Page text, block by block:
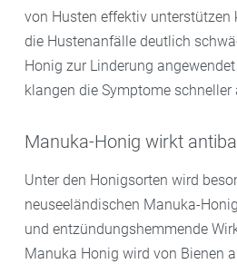
von Husten effektiv unterstützen
die Hustenanfälle deutlich
Honig zur Linderung
klangen die Symptome schneller
Manuka-Honig wirkt
Unter den Honigsorten wird
neuseeländischen Manuka-
und entzündungshemmende
Manuka Honig wird von Bienen